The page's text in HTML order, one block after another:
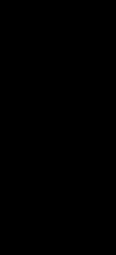
师相，戴班智达帽